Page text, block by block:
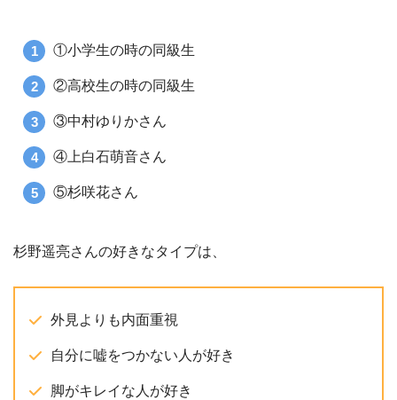
①小学生の時の同級生
②高校生の時の同級生
③中村ゆりかさん
④上白石萌音さん
⑤杉咲花さん
杉野遥亮さんの好きなタイプは、
外見よりも内面重視
自分に嘘をつかない人が好き
脚がキレイな人が好き